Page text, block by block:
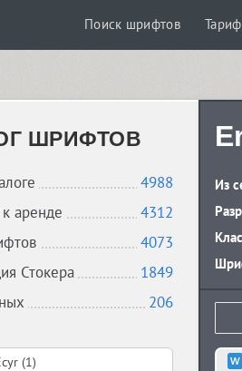
Поиск шрифтов
ШРИФТОВ
4988
аренде
4312
4073
Стокера
1849
206
(1)
Из